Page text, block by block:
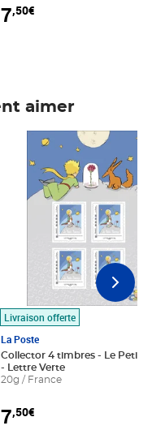
au panier
7,50€
aimer
au panier
Livraison offerte
La Poste
Collector 4 timbres - Le Petit
- Lettre Verte
20g / France
7,50€
Prix 7,50€